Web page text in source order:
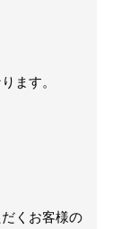
ます。
くお客様の